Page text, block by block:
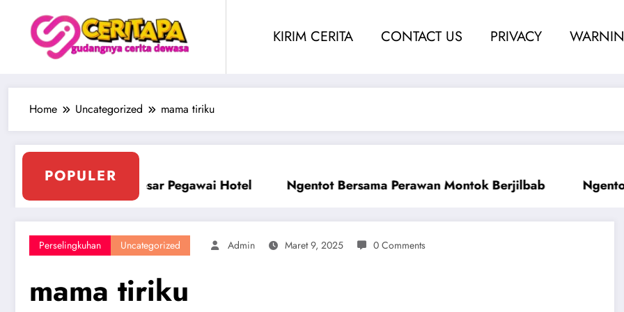
content
KIRIM CERITA CONTACT US PRIVACY
Home Uncategorized mama tiriku
POPULER
Ngentot Bersama Perawan Montok Berjilbab Ngentot Perawam Sampai Berdarah
Perselingkuhan Uncategorized Admin Maret 9, 2025 0 Comments
mama tiriku